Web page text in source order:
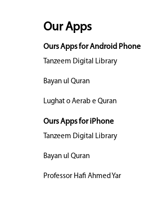
Our Apps
Ours Apps for Android Phone
Tanzeem Digital Library
Bayan ul Quran
Lughat o Aerab e Quran
Ours Apps for iPhone
Tanzeem Digital Library
Bayan ul Quran
Professor Hafi Ahmed Yar